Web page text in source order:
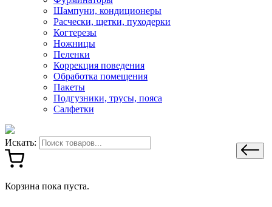
Шампуни, кондиционеры
Расчески, щетки, пуходерки
Когтерезы
Ножницы
Пеленки
Коррекция поведения
Обработка помещения
Пакеты
Подгузники, трусы, пояса
Салфетки
Искать:
Корзина пока пуста.